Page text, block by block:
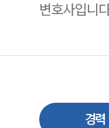
변호사입니
경력